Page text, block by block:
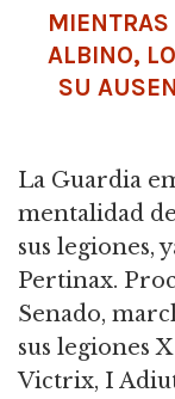
MIENTRAS
ALBINO,
SU
La Guardia
mentalidad
sus legiones,
Pertinax.
Senado,
sus legiones
Victrix, I